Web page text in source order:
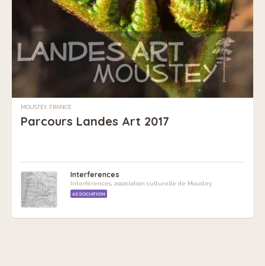
MOUSTEY, FRANCE
Parcours Landes Art 2017
Interferences
Interférences, association culturelle de Moustey
ASSOCIATION